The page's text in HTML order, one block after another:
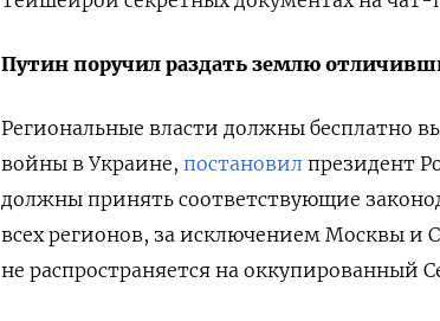
Путин поручил раздать землю
Региональные власти должны бесплатно
войны в Украине, постановил президент
должны принять соответствующие
всех регионов, за исключением Москвы и
не распространяется на оккупированный